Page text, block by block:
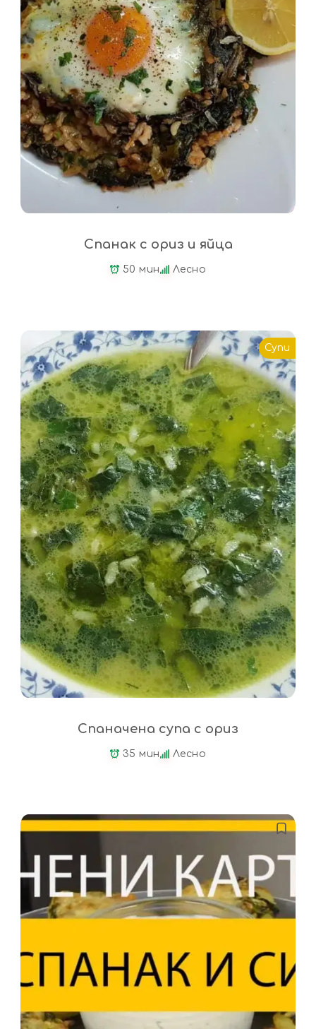
Спанак с ориз и яйца
50 мин Лесно
Супи
Спаначена супа с ориз
35 мин Лесно